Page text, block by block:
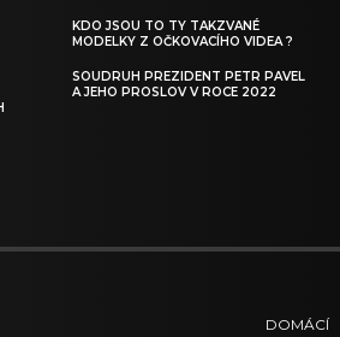
KDO JSOU TO TY TAKZVANÉ
MODELKY Z OČKOVACÍHO VIDEA ?
SOUDRUH PREZIDENT PETR PAVEL
A JEHO PROSLOV V ROCE 2022
DOMÁCÍ